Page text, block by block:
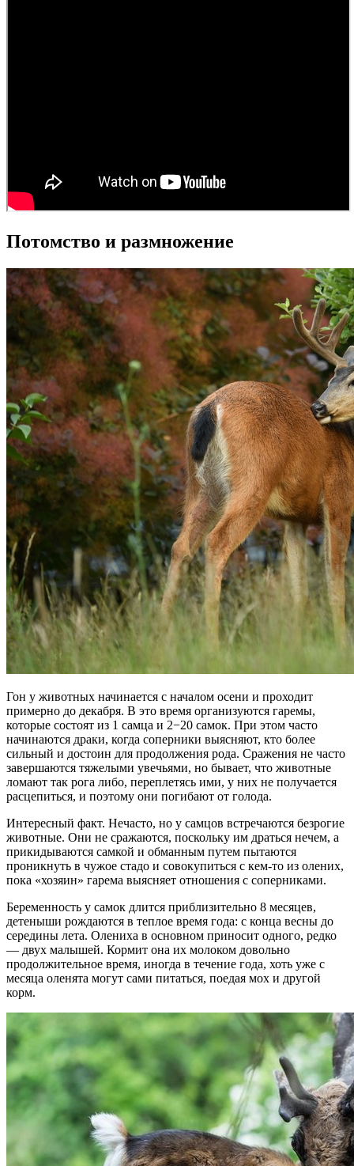
Потомство и размножение
Гон у животных начинается с началом осени и проходит
примерно до декабря. В это время организуются гаремы,
которые состоят из 1 самца и 2−20 самок. При этом часто
начинаются драки, когда соперники выясняют, кто более
сильный и достоин для продолжения рода. Сражения не часто
завершаются тяжелыми увечьями, но бывает, что животные
ломают так рога либо, переплетясь ими, у них не получается
расцепиться, и поэтому они погибают от голода.
Интересный факт. Нечасто, но у самцов встречаются безрогие
животные. Они не сражаются, поскольку им драться нечем, а
прикидываются самкой и обманным путем пытаются
проникнуть в чужое стадо и совокупиться с кем-то из олених,
пока «хозяин» гарема выясняет отношения с соперниками.
Беременность у самок длится приблизительно 8 месяцев,
детеныши рождаются в теплое время года: с конца весны до
середины лета. Олениха в основном приносит одного, редко
— двух малышей. Кормит она их молоком довольно
продолжительное время, иногда в течение года, хоть уже с
месяца оленята могут сами питаться, поедая мох и другой
корм.